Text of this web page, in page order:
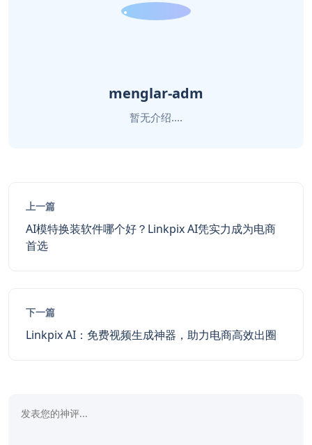
menglar-adm
暂无介绍....
上一篇
AI模特换装软件哪个好？Linkpix AI凭实力成为电商
首选
下一篇
Linkpix AI：免费视频生成神器，助力电商高效出圈